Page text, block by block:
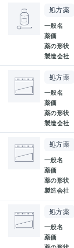
処方薬
一般名
薬価
薬の形状
製造会社
処方薬
一般名
薬価
薬の形状
製造会社
処方薬
一般名
薬価
薬の形状
製造会社
処方薬
一般名
薬価